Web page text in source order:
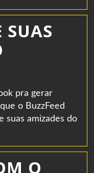
SUAS
pra gerar
o BuzzFeed
suas amizades do
O